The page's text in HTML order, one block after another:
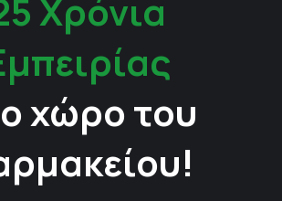
Χρόνια
χώρο του